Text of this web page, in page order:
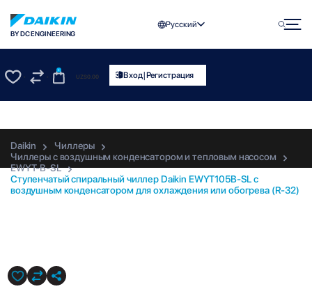
BY DC ENGINEERING
Русский
0
UZS0.00 Вход|Регистрация
Daikin
Чиллеры
Чиллеры с воздушным конденсатором и тепловым насосом
EWYT-B-SL
Ступенчатый спиральный чиллер Daikin EWYT105B-SL с
воздушным конденсатором для охлаждения или обогрева (R-32)